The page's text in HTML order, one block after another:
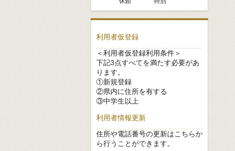
利用者仮登録
＜利用者仮登録利用条件＞
下記3点すべてを満たす必要があ
ります。
①新規登録
②県内に住所を有する
③中学生以上
利用者情報更新
住所や電話番号の更新はこちらか
ら行うことができます。